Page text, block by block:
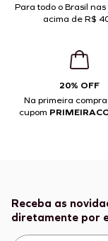
Para todo o Brasil
acima de R$
20% OFF
Na primeira
cupom
Receba as
diretamente por